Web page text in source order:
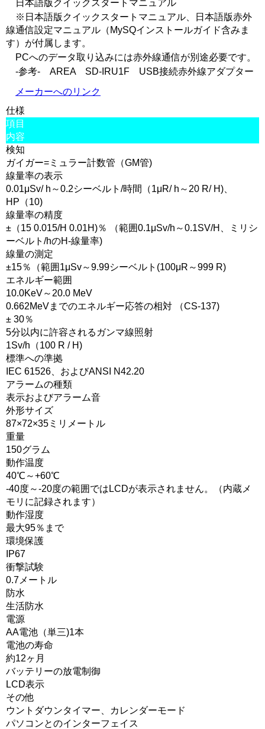
日本語版クイックスタートマニュアル
※日本語版クイックスタートマニュアル、日本語版赤外
線通信設定マニュアル（MySQインストールガイド含みま
す）が付属します。
PCへのデータ取り込みには赤外線通信が別途必要です。
-参考- AREA SD-IRU1F USB接続赤外線アダプター
メーカーへのリンク
仕様
項目
内容
検知
ガイガー=ミュラー計数管（GM管)
線量率の表示
0.01μSv/ h～0.2シーベルト/時間（1μR/ h～20 R/ H)、
HP（10)
線量率の精度
±（15 0.015/H 0.01H)％ （範囲0.1μSv/h～0.1SV/H、ミリシ
ーベルト/hのH-線量率)
線量の測定
±15％（範囲1μSv～9.99シーベルト(100μR～999 R)
エネルギー範囲
10.0KeV～20.0 MeV
0.662MeVまでのエネルギー応答の相対 （CS-137)
± 30％
5分以内に許容されるガンマ線照射
1Sv/h（100 R / H)
標準への準拠
IEC 61526、およびANSI N42.20
アラームの種類
表示およびアラーム音
外形サイズ
87×72×35ミリメートル
重量
150グラム
動作温度
40℃～+60℃
-40度～-20度の範囲ではLCDが表示されません。（内蔵メ
モリに記録されます）
動作湿度
最大95％まで
環境保護
IP67
衝撃試験
0.7メートル
防水
生活防水
電源
AA電池（単三)1本
電池の寿命
約12ヶ月
バッテリーの放電制御
LCD表示
その他
ウントダウンタイマー、カレンダーモード
パソコンとのインターフェイス